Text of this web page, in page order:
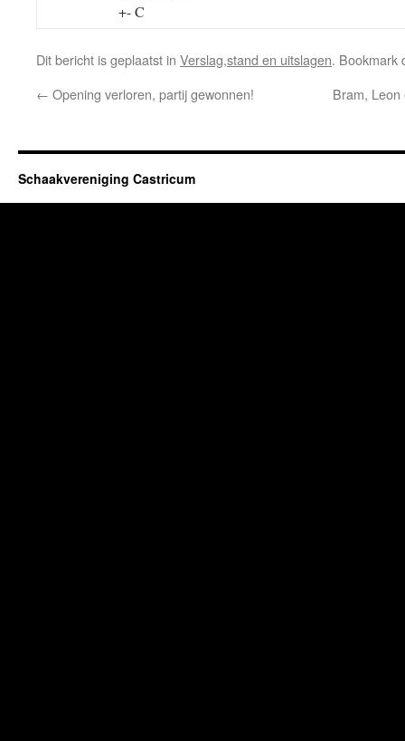
+- C
Dit bericht is geplaatst in Verslag,stand en uitslagen. Bookmark
← Opening verloren, partij gewonnen! Bram,
Schaakvereniging Castricum